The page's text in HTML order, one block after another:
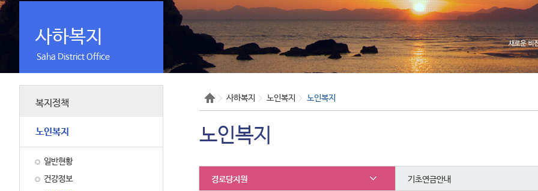
사하복지
Saha District Office
복지정책
노인복지
일반현황
건강정보
사하복지 노인복지 노인복지
노인복지
경로당지원 기초연금안내